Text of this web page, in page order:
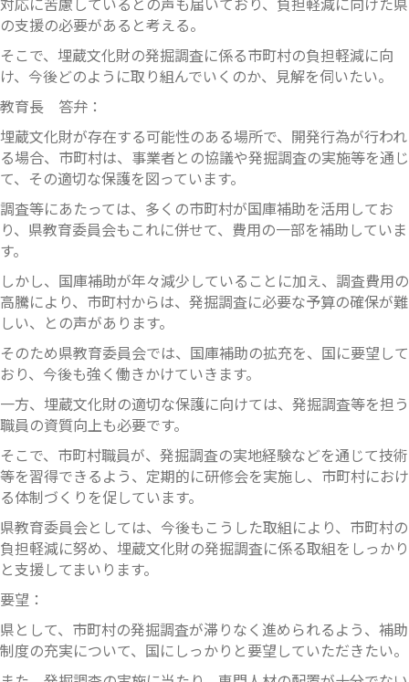
の支援の必要があると考える。
そこで、埋蔵文化財の発掘調査に係る市町村の負担軽減に向
け、今後どのように取り組んでいくのか、見解を伺いたい。
教育長 答弁：
埋蔵文化財が存在する可能性のある場所で、開発行為が行われ
る場合、市町村は、事業者との協議や発掘調査の実施等を通じ
て、その適切な保護を図っています。
調査等にあたっては、多くの市町村が国庫補助を活用してお
り、県教育委員会もこれに併せて、費用の一部を補助していま
す。
しかし、国庫補助が年々減少していることに加え、調査費用の
高騰により、市町村からは、発掘調査に必要な予算の確保が難
しい、との声があります。
そのため県教育委員会では、国庫補助の拡充を、国に要望して
おり、今後も強く働きかけていきます。
一方、埋蔵文化財の適切な保護に向けては、発掘調査等を担う
職員の資質向上も必要です。
そこで、市町村職員が、発掘調査の実地経験などを通じて技術
等を習得できるよう、定期的に研修会を実施し、市町村におけ
る体制づくりを促しています。
県教育委員会としては、今後もこうした取組により、市町村の
負担軽減に努め、埋蔵文化財の発掘調査に係る取組をしっかり
と支援してまいります。
要望：
県として、市町村の発掘調査が滞りなく進められるよう、補助
制度の充実について、国にしっかりと要望していただきたい。